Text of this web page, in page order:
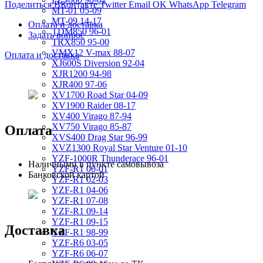
MT-01 05-09
MT-09 14-17
TDM850 96-01
TRX850 95-00
VMX12 V-max 88-07
XJ600S Diversion 92-04
XJR1200 94-98
XJR400 97-06
XV1700 Road Star 04-09
XV1900 Raider 08-17
XV400 Virago 87-94
XV750 Virago 85-87
XVS400 Drag Star 96-99
XVZ1300 Royal Star Venture 01-10
YZF-1000R Thunderace 96-01
YZF-R1 00-01
YZF-R1 02-03
YZF-R1 04-06
YZF-R1 07-08
YZF-R1 09-14
YZF-R1 09-15
YZF-R1 98-99
YZF-R6 03-05
YZF-R6 06-07
Поделиться ВКонтакте Twitter Email OK WhatsApp Telegram
Оплата и доставка
Задать вопрос
Оплата и доставка
Оплата
Наличными в пункте самовывоза
Банковской картой
Доставка